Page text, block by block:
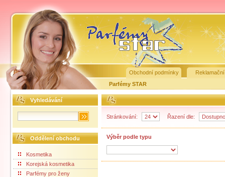
Obchodní podmínky
Parfémy STAR
Vyhledávání
Oddělení obchodu
Kosmetika
Korejská kosmetika
Parfémy pro ženy
Stránkování: Řazení dle:
Výběr podle typu